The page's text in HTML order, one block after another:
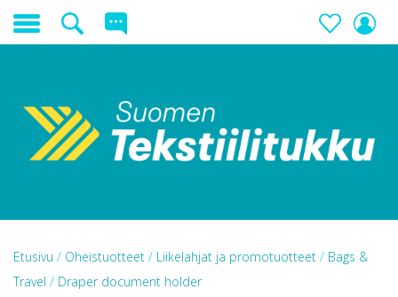
Etusivu / Oheistuotteet / Liikelahjat ja promotuotteet / Bags &
Travel / Draper document holder